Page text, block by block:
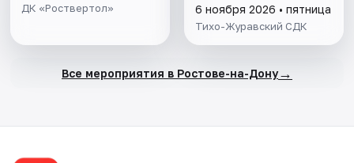
ДК «Роствертол» 6 ноября 2026 • пятница
Тихо-Журавский СДК
Все мероприятия в Ростове-на-Дону→